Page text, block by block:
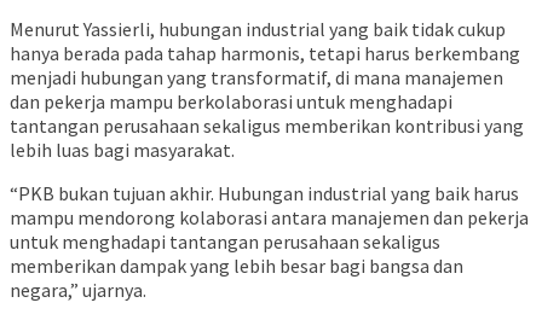
Menurut Yassierli, hubungan industrial yang baik tidak cukup
hanya berada pada tahap harmonis, tetapi harus berkembang
menjadi hubungan yang transformatif, di mana manajemen
dan pekerja mampu berkolaborasi untuk menghadapi
tantangan perusahaan sekaligus memberikan kontribusi yang
lebih luas bagi masyarakat.
“PKB bukan tujuan akhir. Hubungan industrial yang baik harus
mampu mendorong kolaborasi antara manajemen dan pekerja
untuk menghadapi tantangan perusahaan sekaligus
memberikan dampak yang lebih besar bagi bangsa dan
negara,” ujarnya.